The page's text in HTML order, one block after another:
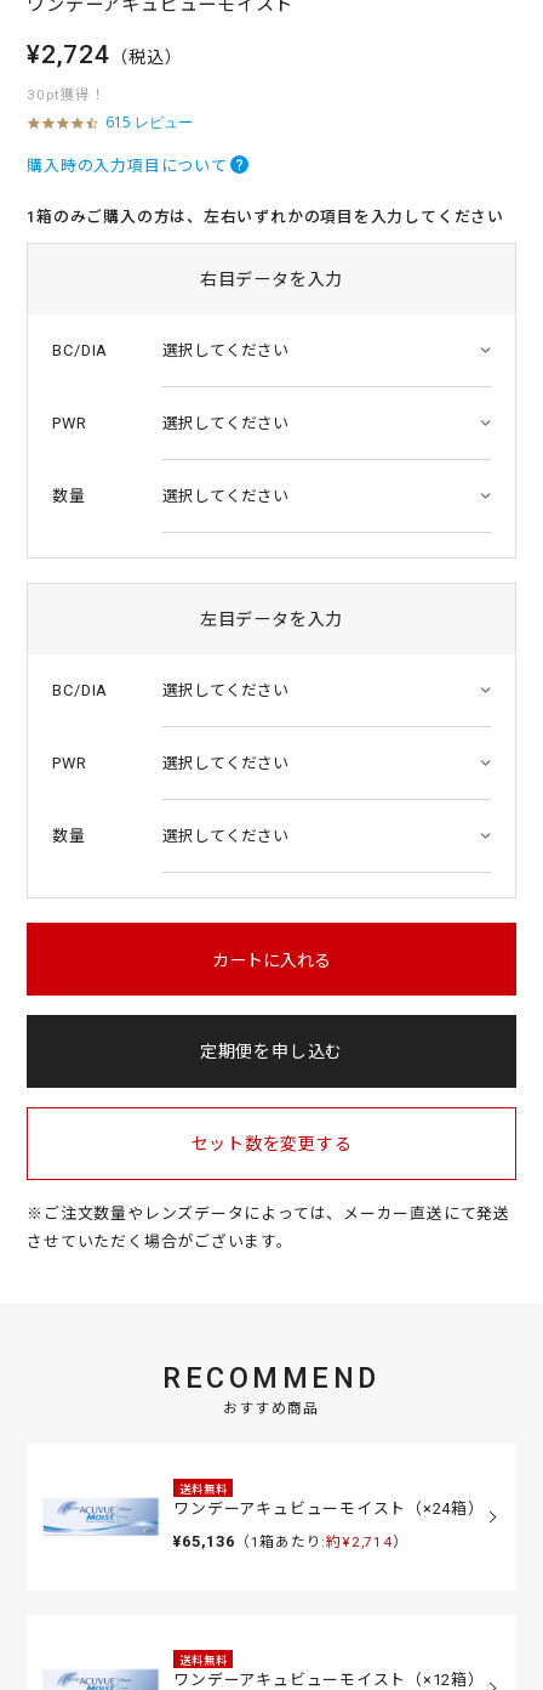
ワンデーアキュビューモイスト
¥2,724 （税込）
30pt獲得！
4
7
t
a
r
n
615 レビュー
購入時の入力項目について
1箱のみご購入の方は、左右いずれかの項目を入力してください
右目データを入力
BC/DIA
PWR
数量
左目データを入力
BC/DIA
PWR
数量
カートに入れる
定期便を申し込む
セット数を変更する
※ご注文数量やレンズデータによっては、メーカー直送にて発送
させていただく場合がございます。
RECOMMEND
おすすめ商品
送料無料
ワンデーアキュビューモイスト（×24箱）
¥65,136 （1箱あたり:約¥2,714）
送料無料
ワンデーアキュビューモイスト（×12箱）